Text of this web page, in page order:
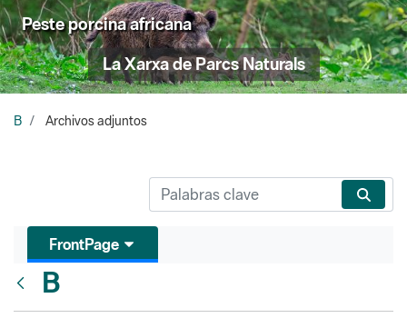
Peste porcina africana
La Xarxa de Parcs Naturals
B Archivos adjuntos
FrontPage
B